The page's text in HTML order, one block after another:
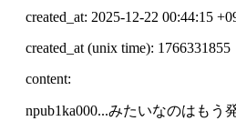
created_at: 2025-12-22 00:44:15
created_at (unix time): 1766331855
content:
npub1ka000...みたいなのはもう